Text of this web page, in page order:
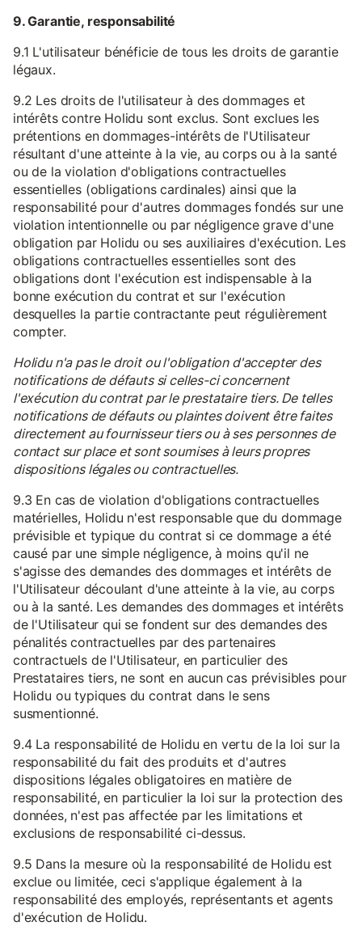
9. Garantie, responsabilité
9.1 L'utilisateur bénéficie de tous les droits de garantie
légaux.
9.2 Les droits de l'utilisateur à des dommages et
intérêts contre Holidu sont exclus. Sont exclues les
prétentions en dommages-intérêts de l'Utilisateur
résultant d'une atteinte à la vie, au corps ou à la santé
ou de la violation d'obligations contractuelles
essentielles (obligations cardinales) ainsi que la
responsabilité pour d'autres dommages fondés sur une
violation intentionnelle ou par négligence grave d'une
obligation par Holidu ou ses auxiliaires d'exécution. Les
obligations contractuelles essentielles sont des
obligations dont l'exécution est indispensable à la
bonne exécution du contrat et sur l'exécution
desquelles la partie contractante peut régulièrement
compter.
Holidu n'a pas le droit ou l'obligation d'accepter des
notifications de défauts si celles-ci concernent
l'exécution du contrat par le prestataire tiers. De telles
notifications de défauts ou plaintes doivent être faites
directement au fournisseur tiers ou à ses personnes de
contact sur place et sont soumises à leurs propres
dispositions légales ou contractuelles.
9.3 En cas de violation d'obligations contractuelles
matérielles, Holidu n'est responsable que du dommage
prévisible et typique du contrat si ce dommage a été
causé par une simple négligence, à moins qu'il ne
s'agisse des demandes des dommages et intérêts de
l'Utilisateur découlant d'une atteinte à la vie, au corps
ou à la santé. Les demandes des dommages et intérêts
de l'Utilisateur qui se fondent sur des demandes des
pénalités contractuelles par des partenaires
contractuels de l'Utilisateur, en particulier des
Prestataires tiers, ne sont en aucun cas prévisibles pour
Holidu ou typiques du contrat dans le sens
susmentionné.
9.4 La responsabilité de Holidu en vertu de la loi sur la
responsabilité du fait des produits et d'autres
dispositions légales obligatoires en matière de
responsabilité, en particulier la loi sur la protection des
données, n'est pas affectée par les limitations et
exclusions de responsabilité ci-dessus.
9.5 Dans la mesure où la responsabilité de Holidu est
exclue ou limitée, ceci s'applique également à la
responsabilité des employés, représentants et agents
d'exécution de Holidu.